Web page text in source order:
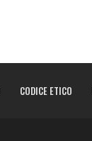
CODICE ETICO